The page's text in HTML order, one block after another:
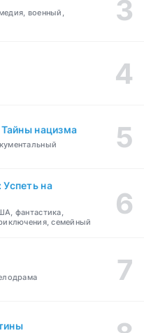
военный,
нацизма
на
фантастика,
семейный